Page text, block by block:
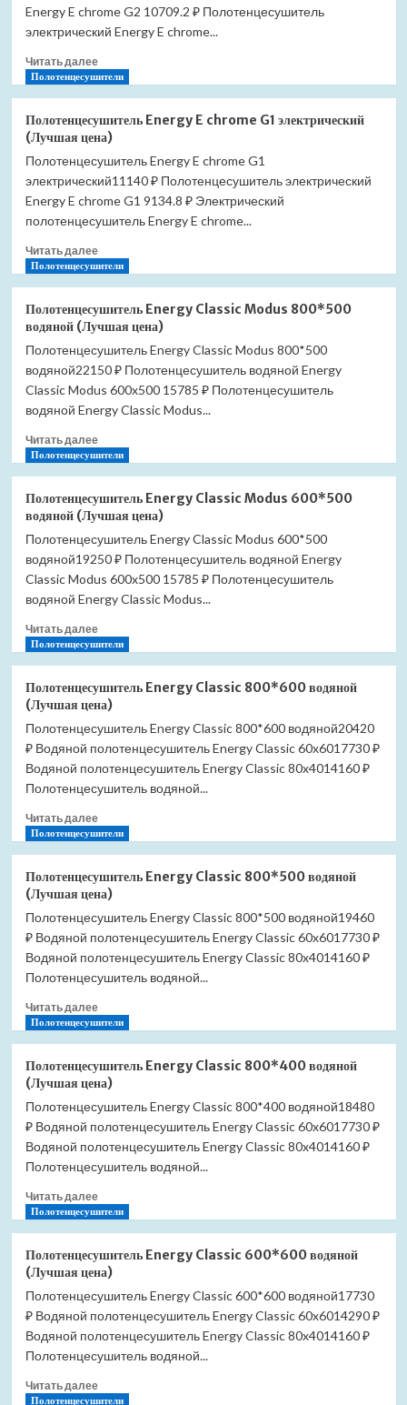
(Лучшая
цена)
Energy E chrome G2 10709.2 ₽ Полотенцесушитель
электрический Energy E chrome...
Читать далееПрочитать
больше
Energy
E
chrome
G2
электрический
цена)
Полотенцесушители
Полотенцесушитель Energy E chrome G1 электрический
(Лучшая цена)
Полотенцесушитель Energy E chrome G1
электрический11140 ₽ Полотенцесушитель электрический
Energy E chrome G1 9134.8 ₽ Электрический
полотенцесушитель Energy E chrome...
Читать далееПрочитать
больше
Полотенцесушитель
Energy
E
chrome
G1
электрический
(Лучшая
цена)
Полотенцесушители
Полотенцесушитель Energy Classic Modus 800*500
водяной (Лучшая цена)
Полотенцесушитель Energy Classic Modus 800*500
водяной22150 ₽ Полотенцесушитель водяной Energy
Classic Modus 600x500 15785 ₽ Полотенцесушитель
водяной Energy Classic Modus...
Читать далееПрочитать
больше
Полотенцесушитель
Energy
Classic
Modus
800*500
водяной
(Лучшая
цена)
Полотенцесушители
Полотенцесушитель Energy Classic Modus 600*500
водяной (Лучшая цена)
Полотенцесушитель Energy Classic Modus 600*500
водяной19250 ₽ Полотенцесушитель водяной Energy
Classic Modus 600x500 15785 ₽ Полотенцесушитель
водяной Energy Classic Modus...
Читать далееПрочитать
больше
Полотенцесушитель
Energy
Classic
Modus
600*500
водяной
цена)
Полотенцесушители
Полотенцесушитель Energy Classic 800*600 водяной
(Лучшая цена)
Полотенцесушитель Energy Classic 800*600 водяной20420
₽ Водяной полотенцесушитель Energy Classic 60x6017730 ₽
Водяной полотенцесушитель Energy Classic 80x4014160 ₽
Полотенцесушитель водяной...
Читать далееПрочитать
больше
Полотенцесушитель
Energy
Classic
800*600
водяной
(Лучшая
Полотенцесушители
Полотенцесушитель Energy Classic 800*500 водяной
(Лучшая цена)
Полотенцесушитель Energy Classic 800*500 водяной19460
₽ Водяной полотенцесушитель Energy Classic 60x6017730 ₽
Водяной полотенцесушитель Energy Classic 80x4014160 ₽
Полотенцесушитель водяной...
Читать далееПрочитать
больше
Полотенцесушитель
Energy
Classic
800*500
водяной
(Лучшая
Полотенцесушители
Полотенцесушитель Energy Classic 800*400 водяной
(Лучшая цена)
Полотенцесушитель Energy Classic 800*400 водяной18480
₽ Водяной полотенцесушитель Energy Classic 60x6017730 ₽
Водяной полотенцесушитель Energy Classic 80x4014160 ₽
Полотенцесушитель водяной...
Читать далееПрочитать
больше
Полотенцесушитель
Energy
Classic
800*400
водяной
(Лучшая
Полотенцесушители
Полотенцесушитель Energy Classic 600*600 водяной
(Лучшая цена)
Полотенцесушитель Energy Classic 600*600 водяной17730
₽ Водяной полотенцесушитель Energy Classic 60x6014290 ₽
Водяной полотенцесушитель Energy Classic 80x4014160 ₽
Полотенцесушитель водяной...
Читать далееПрочитать
больше
Полотенцесушители